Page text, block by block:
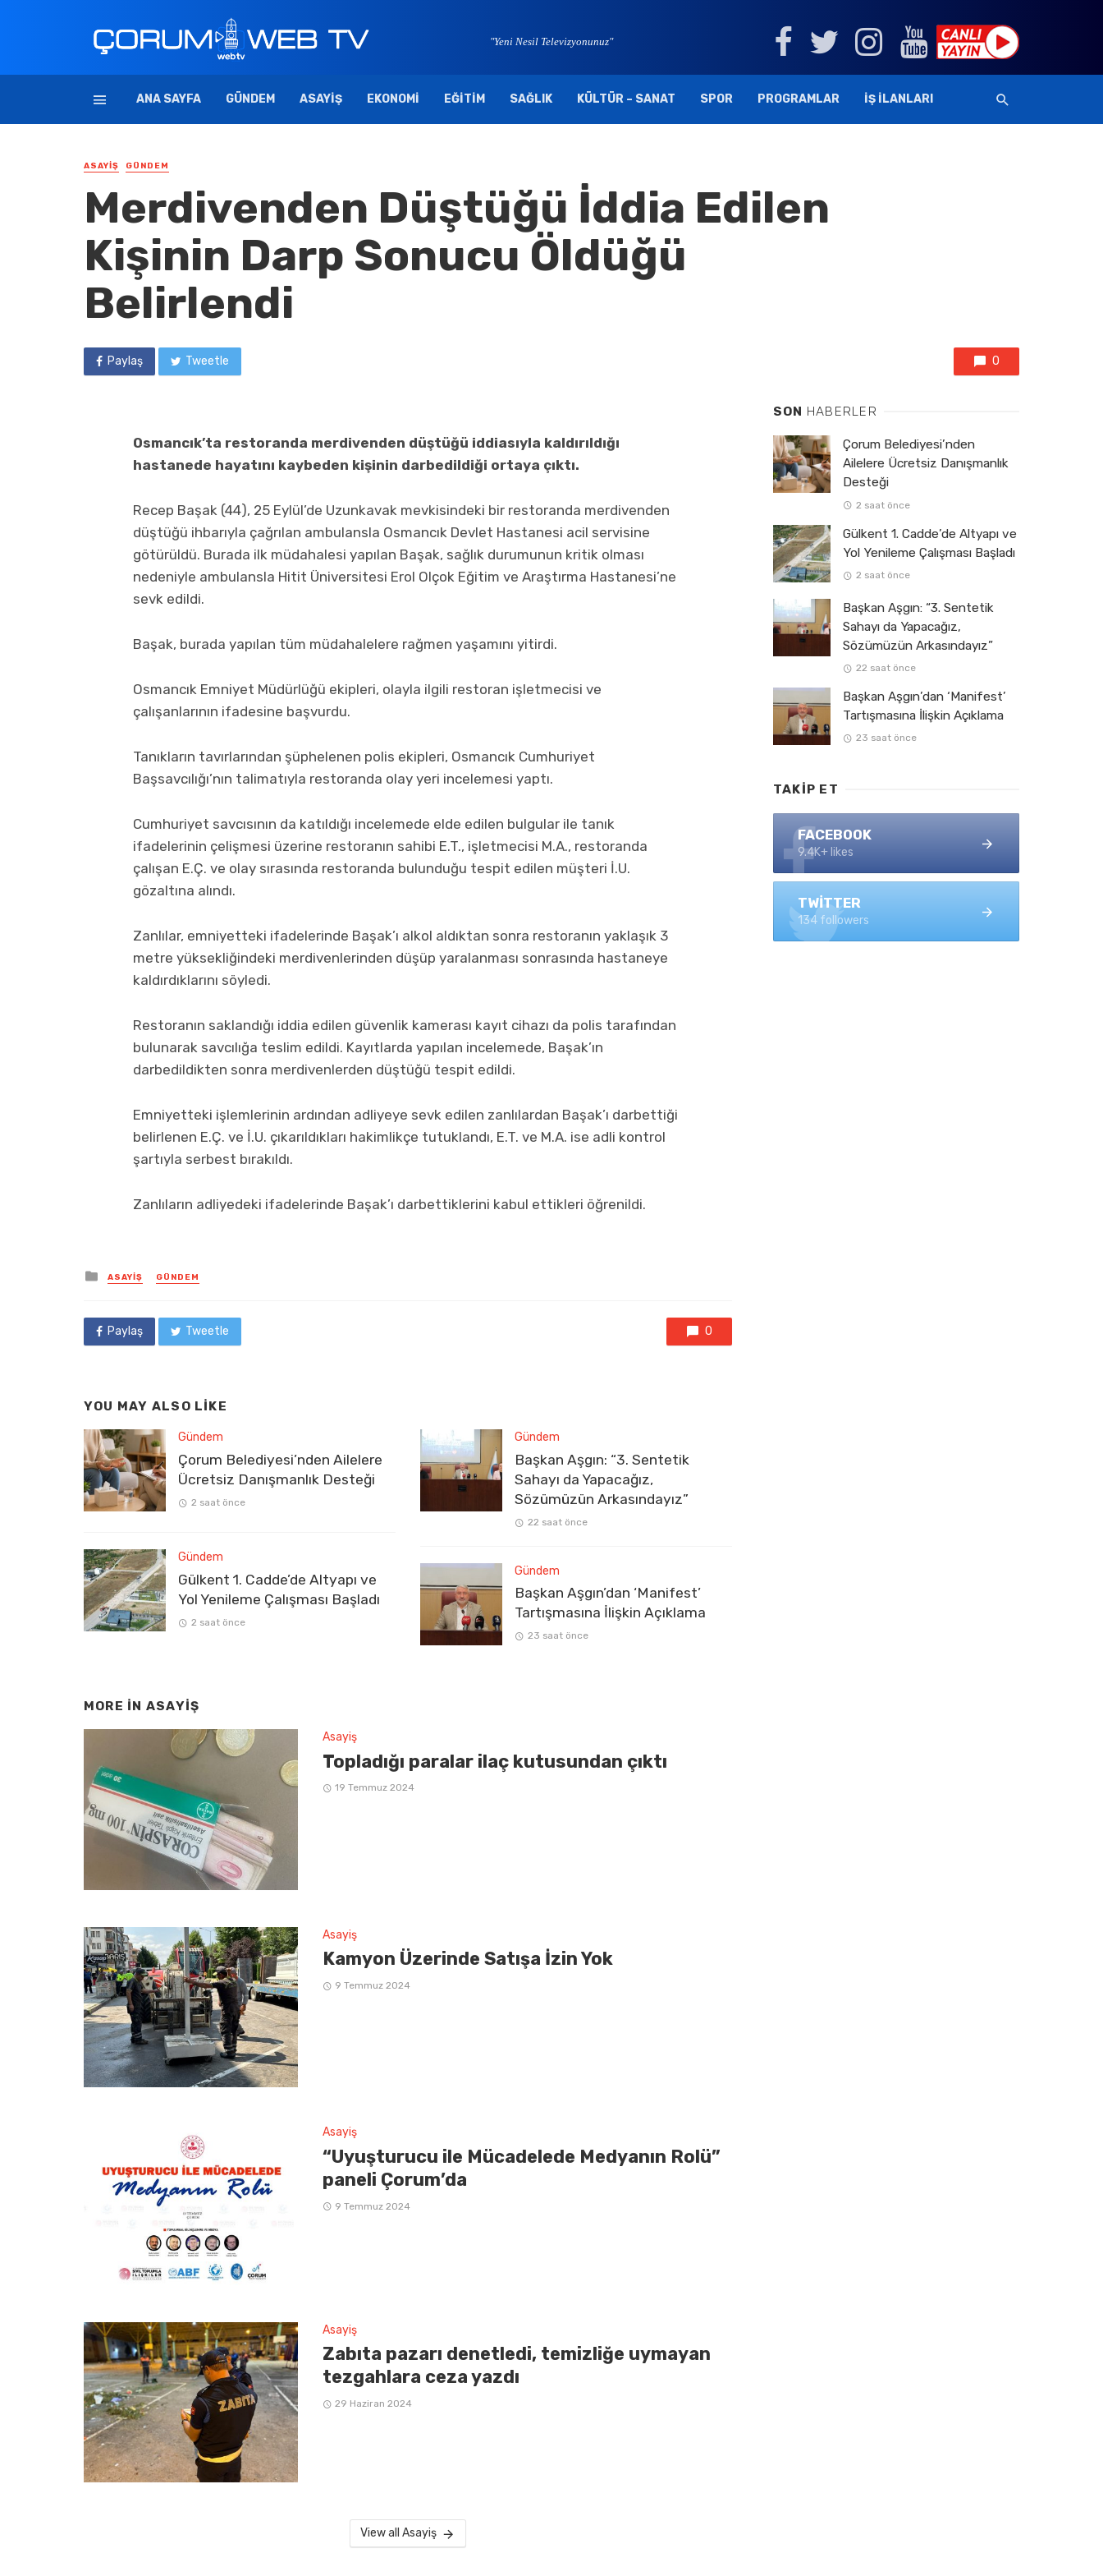
"Yeni Nesil Televizyonunuz"
ANA SAYFA GÜNDEM ASAYIŞ EKONOMI EĞITIM SAĞLIK KÜLTÜR – SANAT SPOR PROGRAMLAR İŞ İLANLARI
ASAYIŞ GÜNDEM
Merdivenden Düştüğü İddia Edilen
Kişinin Darp Sonucu Öldüğü
Belirlendi
Paylaş Tweetle 0
Osmancık’ta restoranda merdivenden düştüğü iddiasıyla kaldırıldığı
hastanede hayatını kaybeden kişinin darbedildiği ortaya çıktı.
Recep Başak (44), 25 Eylül’de Uzunkavak mevkisindeki bir restoranda merdivenden
düştüğü ihbarıyla çağrılan ambulansla Osmancık Devlet Hastanesi acil servisine
götürüldü. Burada ilk müdahalesi yapılan Başak, sağlık durumunun kritik olması
nedeniyle ambulansla Hitit Üniversitesi Erol Olçok Eğitim ve Araştırma Hastanesi’ne
sevk edildi.
Başak, burada yapılan tüm müdahalelere rağmen yaşamını yitirdi.
Osmancık Emniyet Müdürlüğü ekipleri, olayla ilgili restoran işletmecisi ve
çalışanlarının ifadesine başvurdu.
Tanıkların tavırlarından şüphelenen polis ekipleri, Osmancık Cumhuriyet
Başsavcılığı’nın talimatıyla restoranda olay yeri incelemesi yaptı.
Cumhuriyet savcısının da katıldığı incelemede elde edilen bulgular ile tanık
ifadelerinin çelişmesi üzerine restoranın sahibi E.T., işletmecisi M.A., restoranda
çalışan E.Ç. ve olay sırasında restoranda bulunduğu tespit edilen müşteri İ.U.
gözaltına alındı.
Zanlılar, emniyetteki ifadelerinde Başak’ı alkol aldıktan sonra restoranın yaklaşık 3
metre yüksekliğindeki merdivenlerinden düşüp yaralanması sonrasında hastaneye
kaldırdıklarını söyledi.
Restoranın saklandığı iddia edilen güvenlik kamerası kayıt cihazı da polis tarafından
bulunarak savcılığa teslim edildi. Kayıtlarda yapılan incelemede, Başak’ın
darbedildikten sonra merdivenlerden düştüğü tespit edildi.
Emniyetteki işlemlerinin ardından adliyeye sevk edilen zanlılardan Başak’ı darbettiği
belirlenen E.Ç. ve İ.U. çıkarıldıkları hakimlikçe tutuklandı, E.T. ve M.A. ise adli kontrol
şartıyla serbest bırakıldı.
Zanlıların adliyedeki ifadelerinde Başak’ı darbettiklerini kabul ettikleri öğrenildi.
Posted
in
ASAYIŞ GÜNDEM
Paylaş Tweetle 0
YOU MAY ALSO LIKE
Gündem
Çorum Belediyesi’nden Ailelere
Ücretsiz Danışmanlık Desteği
2 saat önce
Gündem
Gülkent 1. Cadde’de Altyapı ve
Yol Yenileme Çalışması Başladı
2 saat önce
Gündem
Başkan Aşgın: “3. Sentetik
Sahayı da Yapacağız,
Sözümüzün Arkasındayız”
22 saat önce
Gündem
Başkan Aşgın’dan ‘Manifest’
Tartışmasına İlişkin Açıklama
23 saat önce
MORE IN ASAYIŞ
Asayiş
Topladığı paralar ilaç kutusundan çıktı
19 Temmuz 2024
Asayiş
Kamyon Üzerinde Satışa İzin Yok
9 Temmuz 2024
Asayiş
“Uyuşturucu ile Mücadelede Medyanın Rolü”
paneli Çorum’da
9 Temmuz 2024
Asayiş
Zabıta pazarı denetledi, temizliğe uymayan
tezgahlara ceza yazdı
29 Haziran 2024
View all Asayiş
SON HABERLER
Çorum Belediyesi’nden
Ailelere Ücretsiz Danışmanlık
Desteği
2 saat önce
Gülkent 1. Cadde’de Altyapı ve
Yol Yenileme Çalışması Başladı
2 saat önce
Başkan Aşgın: “3. Sentetik
Sahayı da Yapacağız,
Sözümüzün Arkasındayız”
22 saat önce
Başkan Aşgın’dan ‘Manifest’
Tartışmasına İlişkin Açıklama
23 saat önce
TAKIP ET
FACEBOOK
9.4K+ likes
TWITTER
134 followers